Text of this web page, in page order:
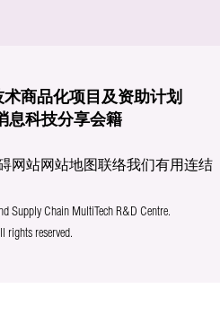
术商品化项目及资助计划
息科技分享会籍
网站网站地图联络我们有用连结
Supply Chain MultiTech R&D Centre.
rights reserved.